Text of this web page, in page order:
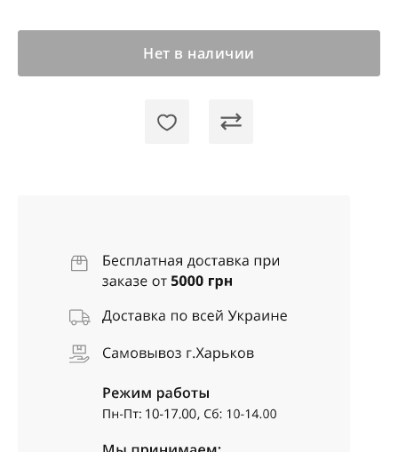
Нет в наличии